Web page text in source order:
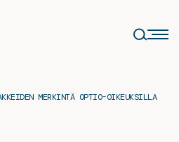
MERKINTÄ OPTIO-OIKEUKSILLA